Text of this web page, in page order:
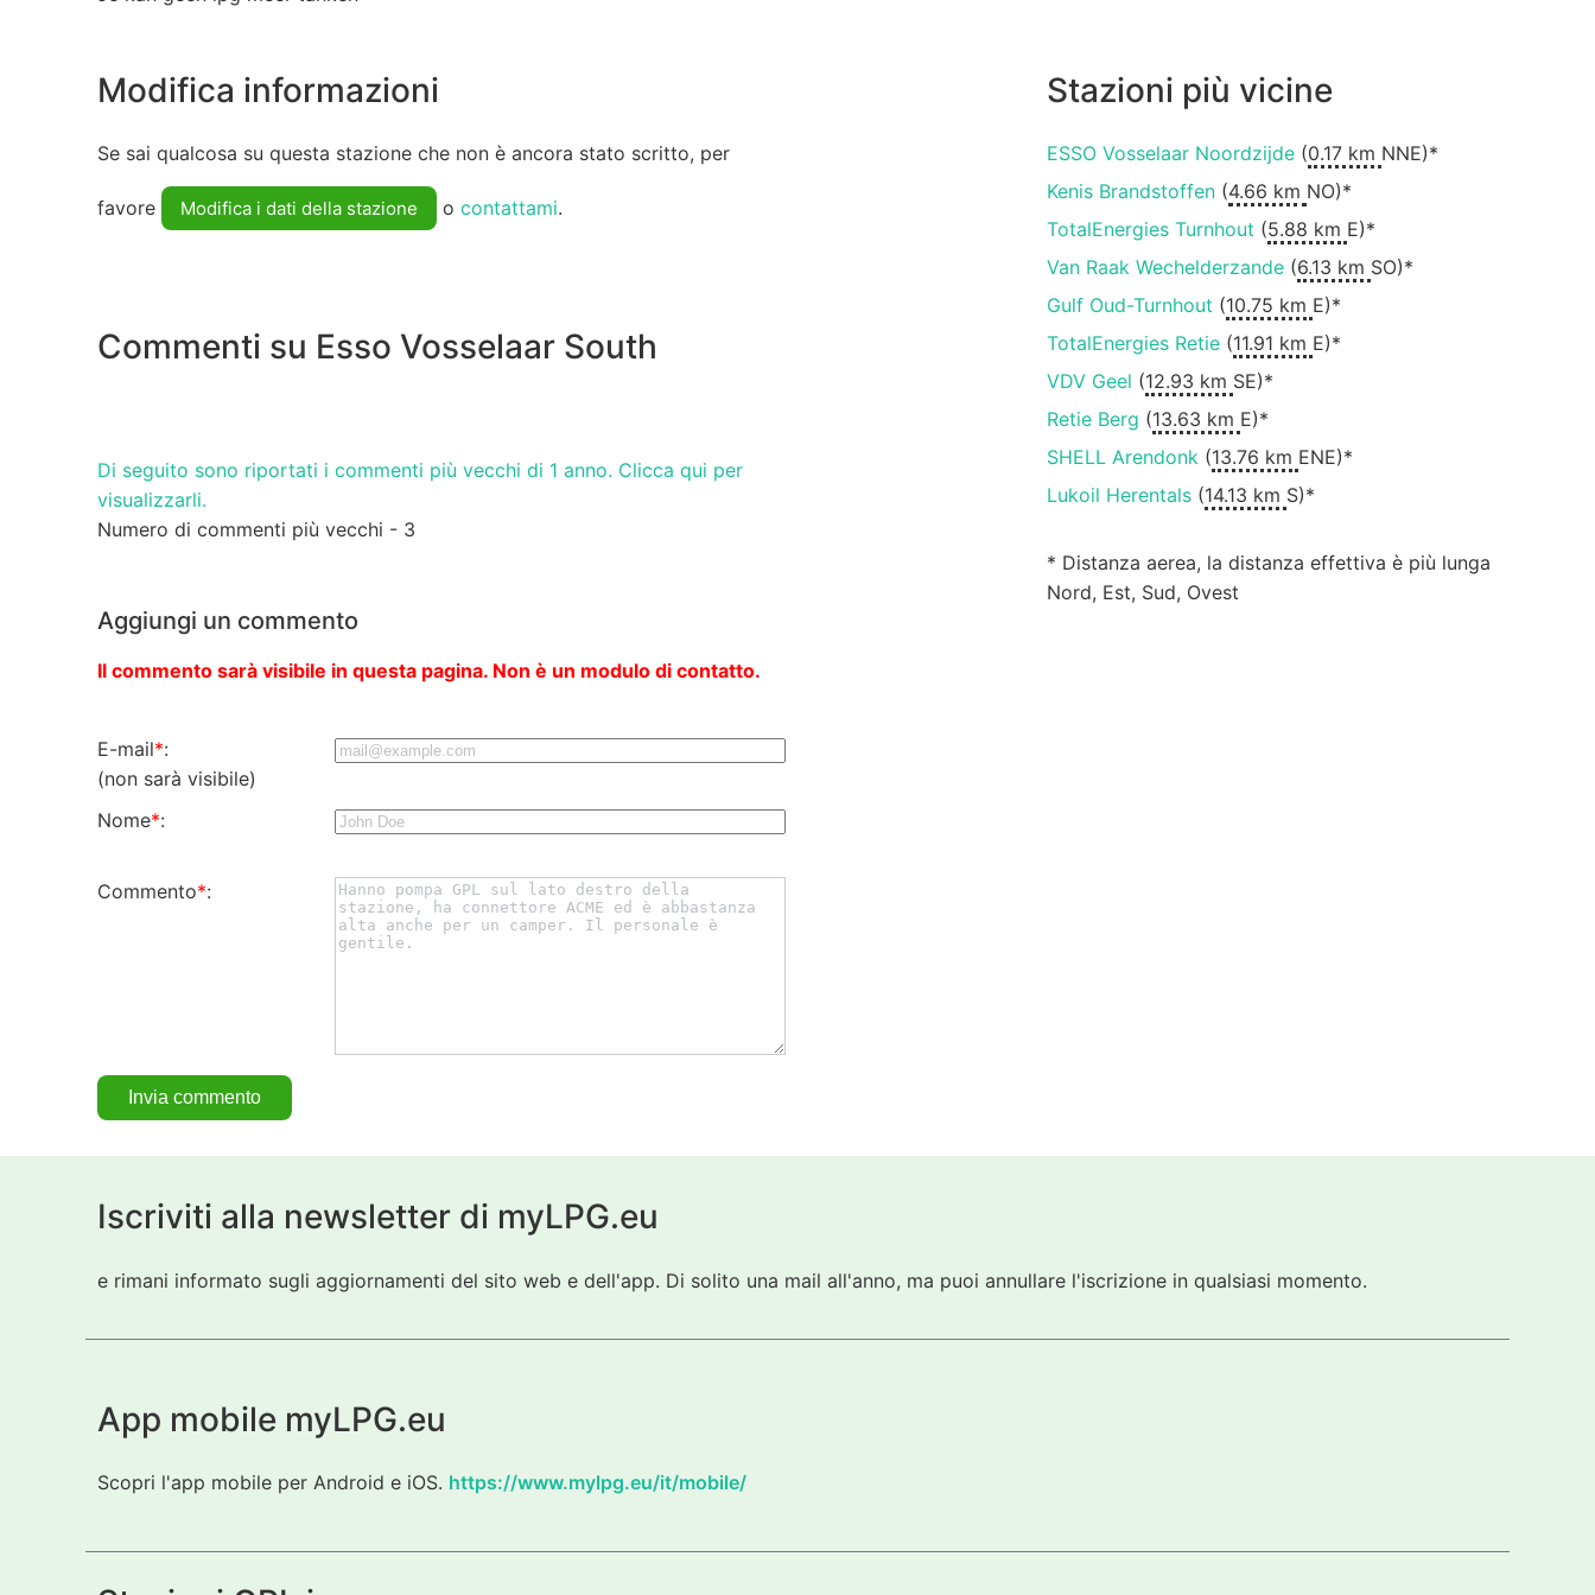
Modifica informazioni
Se sai qualcosa su questa stazione che non è ancora stato scritto, per
favore Modifica i dati della stazione o contattami.
Commenti su Esso Vosselaar South
Di seguito sono riportati i commenti più vecchi di 1 anno. Clicca qui per
visualizzarli.
Numero di commenti più vecchi - 3
Aggiungi un commento
Il commento sarà visibile in questa pagina. Non è un modulo di contatto.
E-mail*:
(non sarà visibile)
Nome*:
Commento*:
Stazioni più vicine
ESSO Vosselaar Noordzijde(0.17 km NNE)*
Kenis Brandstoffen(4.66 km NO)*
TotalEnergies Turnhout (5.88 km E)*
Van Raak Wechelderzande(6.13 km SO)*
Gulf Oud-Turnhout (10.75 km E)*
TotalEnergies Retie(11.91 km E)*
VDV Geel (12.93 km SE)*
Retie Berg (13.63 km E)*
SHELL Arendonk(13.76 km ENE)*
Lukoil Herentals(14.13 km S)*
* Distanza aerea, la distanza effettiva è più lunga
Nord, Est, Sud, Ovest
Iscriviti alla newsletter di myLPG.eu
e rimani informato sugli aggiornamenti del sito web e dell'app. Di solito una mail all'anno, ma puoi annullare l'iscrizione in qualsiasi momento.
App mobile myLPG.eu
Scopri l'app mobile per Android e iOS. https://www.mylpg.eu/it/mobile/